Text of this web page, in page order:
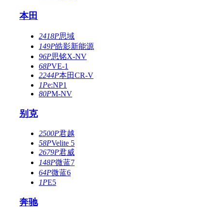
本田
2418P思域
149P皓影新能源
96P思铭X-NV
68PVE-1
2244P本田CR-V
1Pe:NP1
80PM-NV
别克
2500P君越
58PVelite 5
2679P君威
148P微蓝7
64P微蓝6
1PE5
奔驰